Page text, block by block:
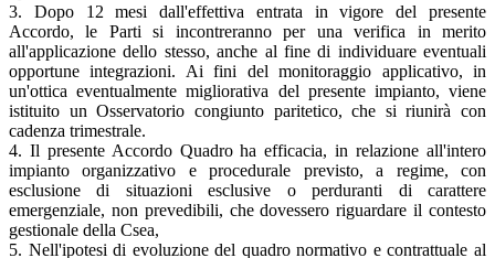
3. Dopo 12 mesi dall'effettiva entrata in vigore del presente
Accordo, le Parti si incontreranno per una verifica in merito
all'applicazione dello stesso, anche al fine di individuare eventuali
opportune integrazioni. Ai fini del monitoraggio applicativo, in
un'ottica eventualmente migliorativa del presente impianto, viene
istituito un Osservatorio congiunto paritetico, che si riunirà con
cadenza trimestrale.
4. Il presente Accordo Quadro ha efficacia, in relazione all'intero
impianto organizzativo e procedurale previsto, a regime, con
esclusione di situazioni esclusive o perduranti di carattere
emergenziale, non prevedibili, che dovessero riguardare il contesto
gestionale della Csea,
5. Nell'ipotesi di evoluzione del quadro normativo e contrattuale al